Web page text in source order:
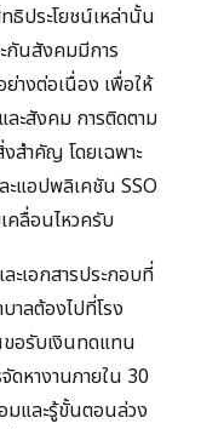
ธิประโยชน์เหล่านั้น
กันสังคมมีการ
างต่อเนื่อง เพื่อให้
ะสังคม การติดตาม
สำคัญ โดยเฉพาะ
ะแอปพลิเคชัน SSO
คลื่อนไหวครับ
ะเอกสารประกอบที่
าลต้องไปที่โรง
อรับเงินทดแทน
หางานภายใน 30
มและรู้ขั้นตอนล่วง